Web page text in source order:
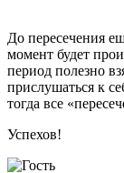
До пересечения
момент будет
период полезно
прислушаться к
тогда все
Успехов!